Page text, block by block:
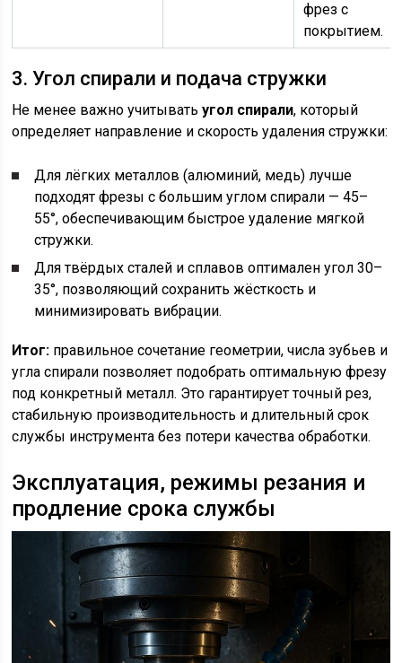
фрез с
покрытием.
3. Угол спирали и подача стружки
Не менее важно учитыватьугол спирали, который
определяет направление и скорость удаления стружки:
Для лёгких металлов (алюминий, медь) лучше
подходят фрезы с большим углом спирали — 45–
55°, обеспечивающим быстрое удаление мягкой
стружки.
Для твёрдых сталей и сплавов оптимален угол 30–
35°, позволяющий сохранить жёсткость и
минимизировать вибрации.
Итог: правильное сочетание геометрии, числа зубьев и
угла спирали позволяет подобрать оптимальную фрезу
под конкретный металл. Это гарантирует точный рез,
стабильную производительность и длительный срок
службы инструмента без потери качества обработки.
Эксплуатация, режимы резания и
продление срока службы